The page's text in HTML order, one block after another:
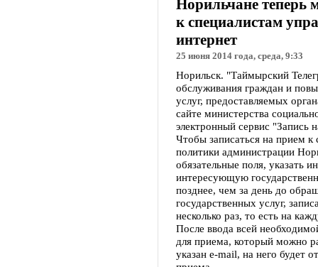
Норильчане теперь
к специалистам
интернет
25 июня 2014 года, среда, 9:33
Норильск. "Таймырский
обслуживания граждан и
услуг, предоставляемых
сайте министерства
электронный сервис "Запись
Чтобы записаться на прием к
политики администрации
обязательные поля, указать
интересующую
позднее, чем за день до
государственных услуг,
несколько раз, то есть на
После ввода всей
для приема, который можно
указан е-mail, на него будет